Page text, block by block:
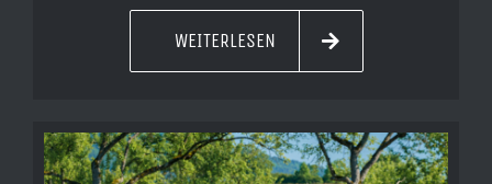
WEITERLESEN